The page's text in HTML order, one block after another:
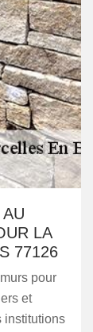
LA
77126
pour
et
institutions